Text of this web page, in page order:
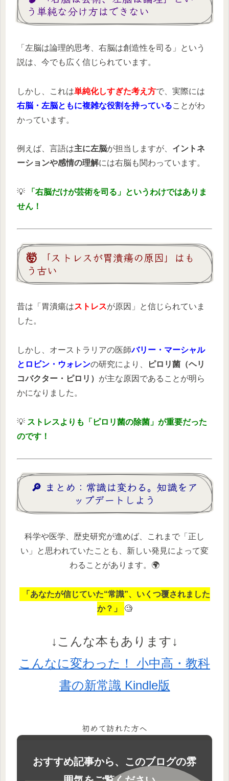
う単純な分け方はできない
「左脳は論理的思考、右脳は創造性を司る」という
説は、今でも広く信じられています。
しかし、これは単純化しすぎた考え方で、実際には
右脳・左脳ともに複雑な役割を持っていることがわ
かっています。
例えば、言語は主に左脳が担当しますが、 イントネ
ーションや感情の理解には右脳も関わっています。
💡
「右脳だけが芸術を司る」というわけではありま
せん！
🤯 「ストレスが胃潰瘍の原因」はも
う古い
昔は「胃潰瘍はストレスが原因」と信じられていま
した。
しかし、オーストラリアの医師バリー・マーシャル
とロビン・ウォレンの研究により、
ピロリ菌（ヘリ
コバクター・ピロリ） が主な原因であることが明ら
かになりました。
💡 ストレスよりも「ピロリ菌の除菌」が重要だった
のです！
🔎 まとめ：常識は変わる。知識をア
ップデートしよう
科学や医学、歴史研究が進めば、これまで「正し
い」と思われていたことも、新しい発見によって変
わることがあります。🌍
「あなたが信じていた“常識”、いくつ覆されました
か？」
🧐
↓こんな本もあります↓
こんなに変わった！ 小中高・教科
書の新常識 Kindle版
初めて訪れた方へ
おすすめ記事から、このブログの雰